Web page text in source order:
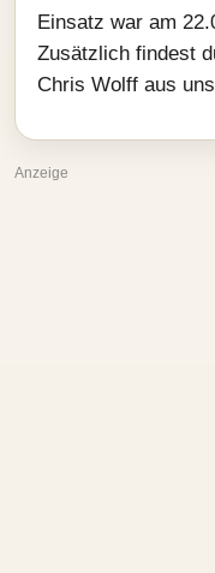
Einsatz war am
Zusätzlich findest
Chris Wolff aus
Anzeige